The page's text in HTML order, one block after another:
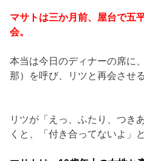
マサトは三か月前、屋台で五
会。
本当は今日のディナーの席に
那）を呼び、リツと再会させ
リツが「えっ、ふたり、つき
くと、「付き合ってないよ」